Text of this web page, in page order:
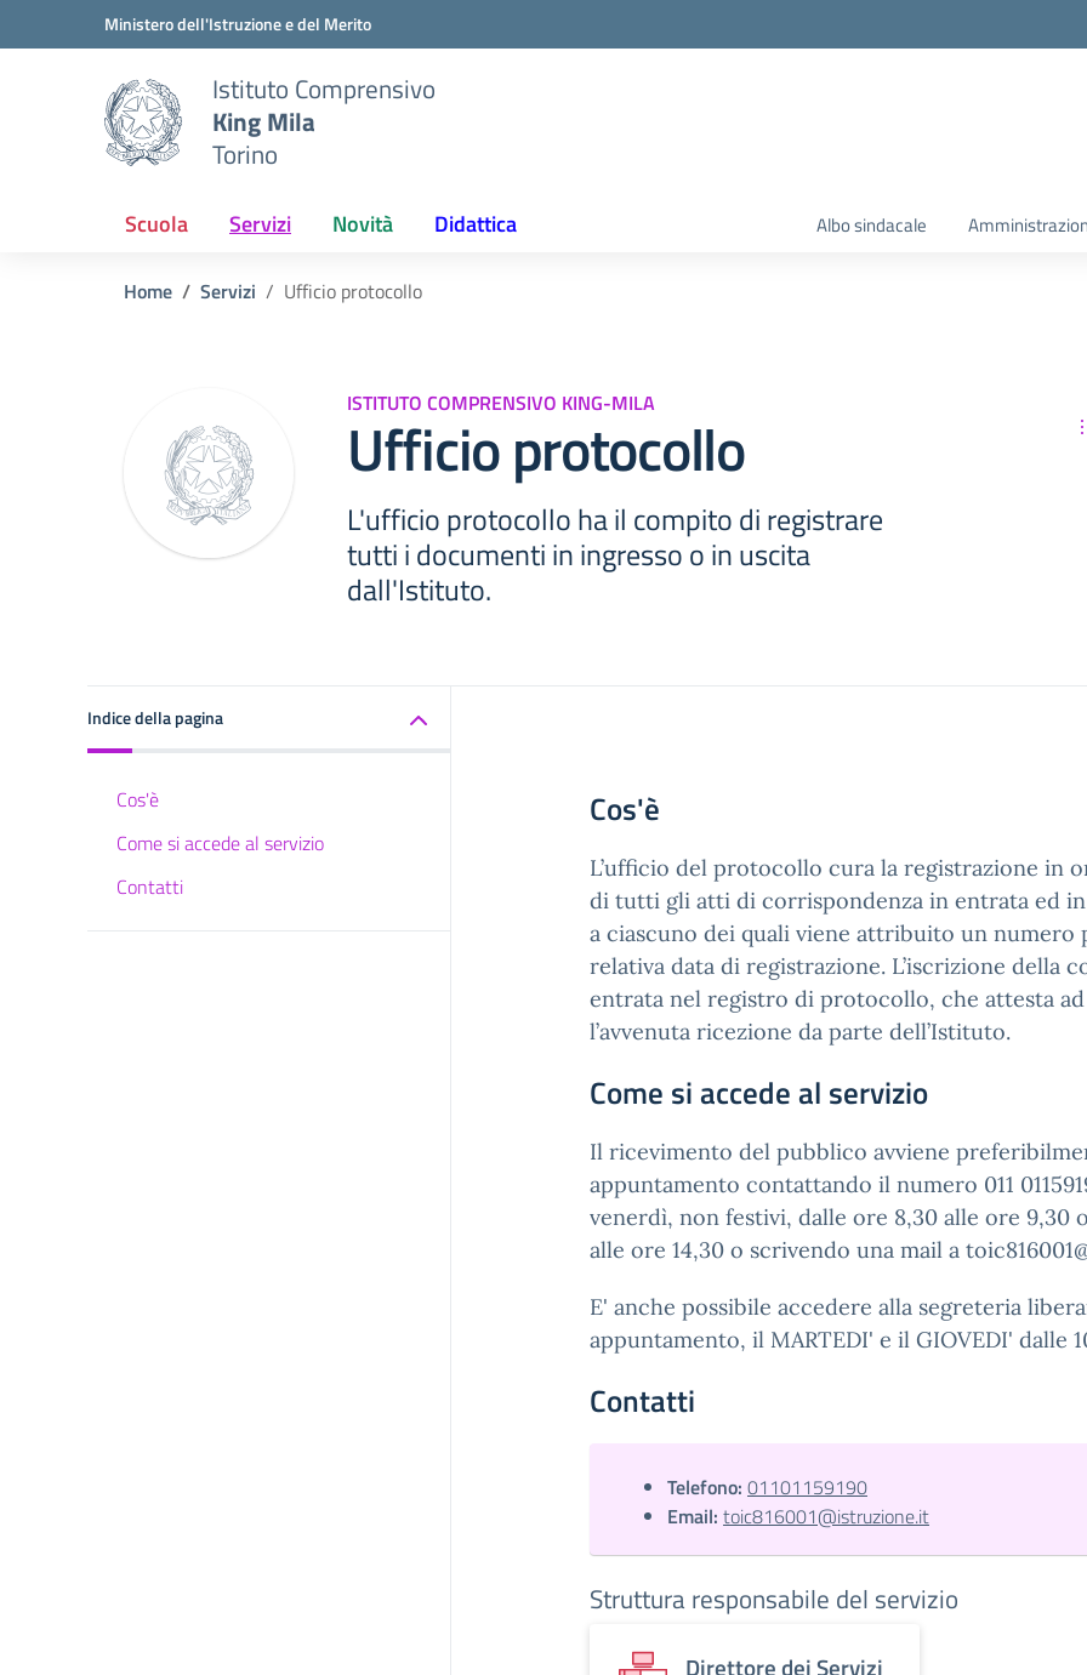
Vai ai contenuti
Vai al menu di navigazioneMinistero dell'Istruzione e del Merito
Istituto Comprensivo
King Mila
Torino
Scuola Servizi Novità Didattica Albo sindacale
Home Servizi Ufficio protocollo
ISTITUTO COMPRENSIVO KING-MILA
Ufficio protocollo
L'ufficio protocollo ha il compito di registrare
tutti i documenti in ingresso o in uscita
dall'Istituto.
Indice della pagina
Cos'è
Come si accede al servizio
Contatti
Cos'è
L’ufficio del protocollo cura la registrazione in
di tutti gli atti di corrispondenza in entrata ed in
a ciascuno dei quali viene attribuito un numero
relativa data di registrazione. L’iscrizione della
entrata nel registro di protocollo, che attesta
l’avvenuta ricezione da parte dell’Istituto.
Come si accede al servizio
Il ricevimento del pubblico avviene
appuntamento contattando il numero 011
venerdì, non festivi, dalle ore 8,30 alle ore 9,30
alle ore 14,30 o scrivendo una mail a
E' anche possibile accedere alla segreteria
appuntamento, il MARTEDI' e il GIOVEDI' dalle
Contatti
Telefono: 01101159190
Email: toic816001@istruzione.it
Struttura responsabile del servizio
Direttore dei Servizi